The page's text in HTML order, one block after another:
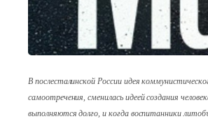
В послесталинской России идея
самоотречения, сменилась идеей создания
выполняются долго, и когда воспитанники